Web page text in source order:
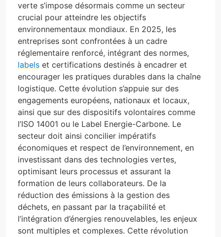
verte s’impose désormais comme un secteur
crucial pour atteindre les objectifs
environnementaux mondiaux. En 2025, les
entreprises sont confrontées à un cadre
réglementaire renforcé, intégrant des normes,
labels et certifications destinés à encadrer et
encourager les pratiques durables dans la chaîne
logistique. Cette évolution s’appuie sur des
engagements européens, nationaux et locaux,
ainsi que sur des dispositifs volontaires comme
l’ISO 14001 ou le Label Energie-Carbone. Le
secteur doit ainsi concilier impératifs
économiques et respect de l’environnement, en
investissant dans des technologies vertes,
optimisant leurs processus et assurant la
formation de leurs collaborateurs. De la
réduction des émissions à la gestion des
déchets, en passant par la traçabilité et
l’intégration d’énergies renouvelables, les enjeux
sont multiples et complexes. Cette révolution